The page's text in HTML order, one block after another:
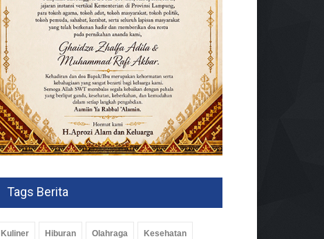
Tags Berita
Kuliner Hiburan Olahraga Kesehatan